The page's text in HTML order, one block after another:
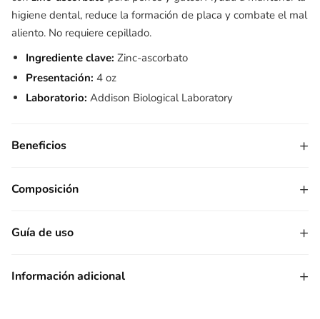
higiene dental, reduce la formación de placa y combate el mal
aliento. No requiere cepillado.
Ingrediente clave: Zinc-ascorbato
Presentación: 4 oz
Laboratorio: Addison Biological Laboratory
Beneficios +
Composición +
Guía de uso +
Información adicional +